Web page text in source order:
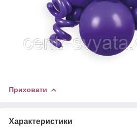
Приховати
Характеристики